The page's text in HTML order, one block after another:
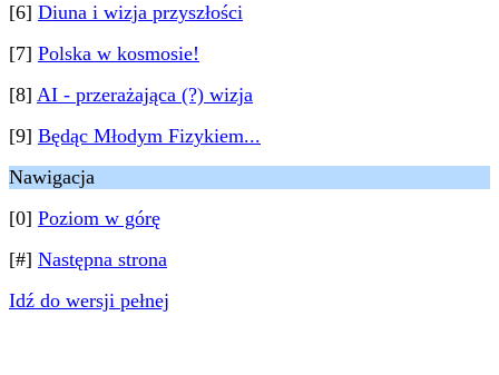
[6] Diuna i wizja przyszłości
[7] Polska w kosmosie!
[8] AI - przerażająca (?) wizja
[9] Będąc Młodym Fizykiem...
Nawigacja
[0] Poziom w górę
[#] Następna strona
Idź do wersji pełnej